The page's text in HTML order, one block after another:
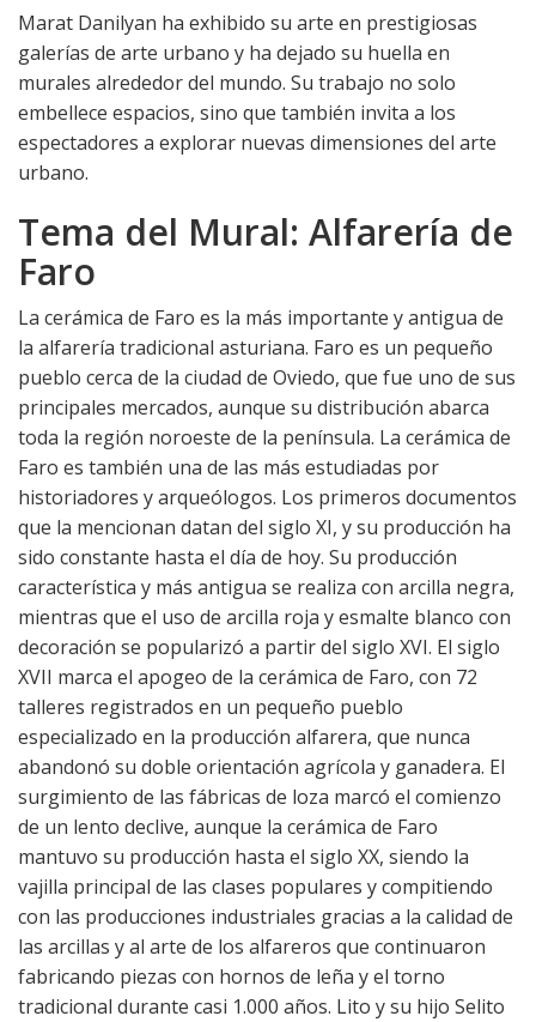
Marat Danilyan ha exhibido su arte en prestigiosas
galerías de arte urbano y ha dejado su huella en
murales alrededor del mundo. Su trabajo no solo
embellece espacios, sino que también invita a los
espectadores a explorar nuevas dimensiones del arte
urbano.
Tema del Mural: Alfarería de
Faro
La cerámica de Faro es la más importante y antigua de
la alfarería tradicional asturiana. Faro es un pequeño
pueblo cerca de la ciudad de Oviedo, que fue uno de sus
principales mercados, aunque su distribución abarca
toda la región noroeste de la península. La cerámica de
Faro es también una de las más estudiadas por
historiadores y arqueólogos. Los primeros documentos
que la mencionan datan del siglo XI, y su producción ha
sido constante hasta el día de hoy. Su producción
característica y más antigua se realiza con arcilla negra,
mientras que el uso de arcilla roja y esmalte blanco con
decoración se popularizó a partir del siglo XVI. El siglo
XVII marca el apogeo de la cerámica de Faro, con 72
talleres registrados en un pequeño pueblo
especializado en la producción alfarera, que nunca
abandonó su doble orientación agrícola y ganadera. El
surgimiento de las fábricas de loza marcó el comienzo
de un lento declive, aunque la cerámica de Faro
mantuvo su producción hasta el siglo XX, siendo la
vajilla principal de las clases populares y compitiendo
con las producciones industriales gracias a la calidad de
las arcillas y al arte de los alfareros que continuaron
fabricando piezas con hornos de leña y el torno
tradicional durante casi 1.000 años. Lito y su hijo Selito